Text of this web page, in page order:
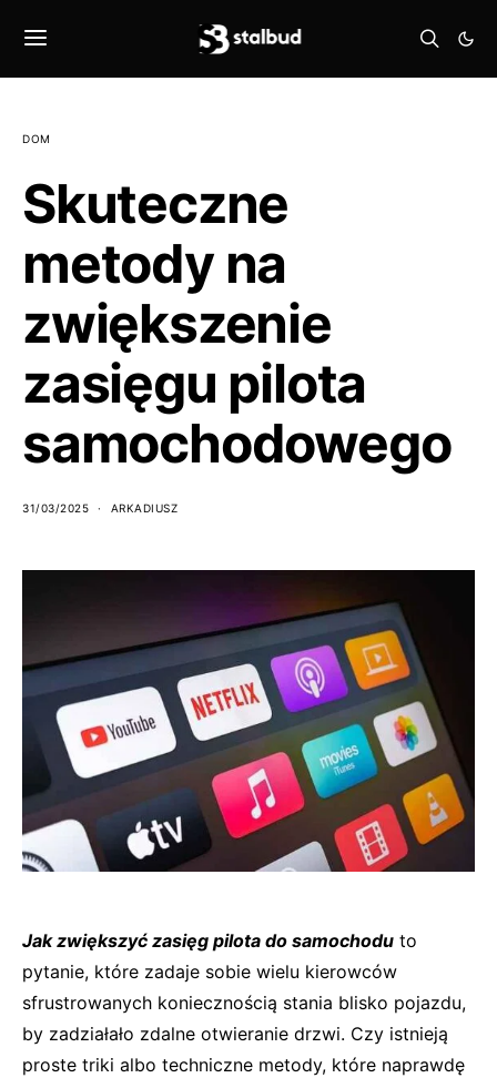
DOM
Skuteczne
metody na
zwiększenie
zasięgu pilota
samochodowego
31/03/2025 ARKADIUSZ
Jak zwiększyć zasięg pilota do samochodu to
pytanie, które zadaje sobie wielu kierowców
sfrustrowanych koniecznością stania blisko pojazdu,
by zadziałało zdalne otwieranie drzwi. Czy istnieją
proste triki albo techniczne metody, które naprawdę